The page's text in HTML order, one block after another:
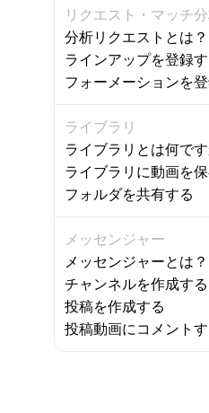
リクエスト・マッチ
分析リクエストとは？
ラインアップを登録
フォーメーションを
ライブラリ
ライブラリとは何で
ライブラリに動画を
フォルダを共有する
メッセンジャー
メッセンジャーとは？
チャンネルを作成する
投稿を作成する
投稿動画にコメント